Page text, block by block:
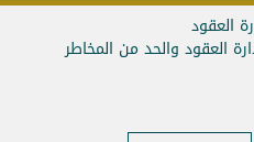
العقود
العقود والحد من المخاطر